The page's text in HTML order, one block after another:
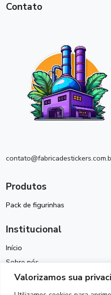
Valorizamos sua
Contato
Produtos
Pack de figurinhas
Institucional
Início
Sobre nós
Política de Cookies
Termos de Uso